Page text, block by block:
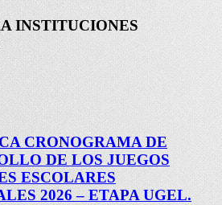
INSTITUCIONES
CRONOGRAMA DE
DE LOS JUEGOS
ESCOLARES
2026 – ETAPA UGEL.